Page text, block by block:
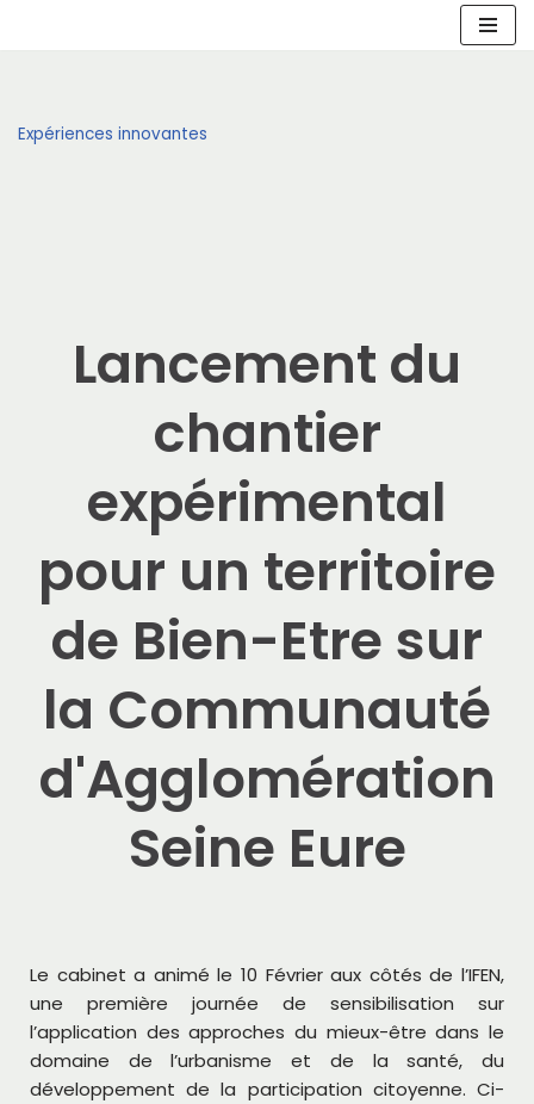
contenu
Expériences innovantes
Lancement du
chantier
expérimental
pour un territoire
de Bien-Etre sur
la Communauté
d'Agglomération
Seine Eure
Le cabinet a animé le 10 Février aux côtés de l’IFEN,
une première journée de sensibilisation sur
l’application des approches du mieux-être dans le
domaine de l’urbanisme et de la santé, du
développement de la participation citoyenne. Ci-